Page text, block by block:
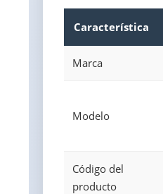
Característica
Marca
Modelo
Código del
producto